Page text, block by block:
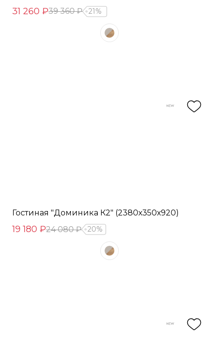
31 260 ₽39 360 ₽ 21%
Гостиная "Доминика К2" (2380х350х920)
19 180 ₽24 080 ₽ 20%